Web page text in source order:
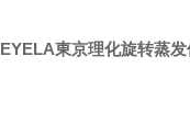
EYELA東京理化旋转蒸